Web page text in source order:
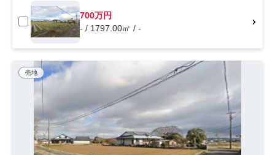
700万円
- / 1797.00㎡ / -
売地